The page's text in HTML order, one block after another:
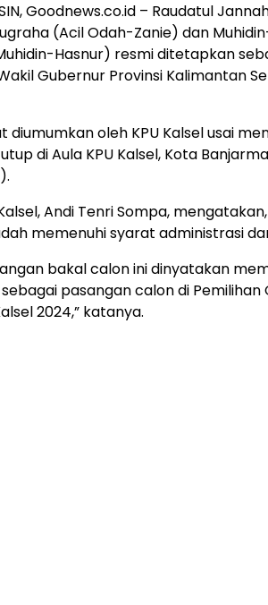
Goodnews.co.id – Raudatul
(Acil Odah-Zanie) dan
Hasnur) resmi ditetapkan
Gubernur Provinsi Kalimantan
diumumkan oleh KPU Kalsel usai
di Aula KPU Kalsel, Kota
Andi Tenri Sompa,
memenuhi syarat administrasi
bakal calon ini dinyatakan
pasangan calon di Pemilihan
2024,” katanya.